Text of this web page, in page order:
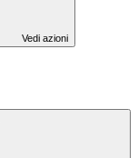
Vedi azioni